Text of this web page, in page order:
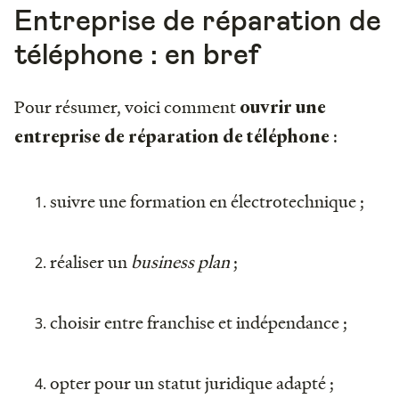
Entreprise de réparation de
téléphone : en bref
Pour résumer, voici comment ouvrir une
entreprise de réparation de téléphone :
suivre une formation en électrotechnique ;
réaliser unbusiness plan;
choisir entre franchise et indépendance ;
opter pour un statut juridique adapté ;